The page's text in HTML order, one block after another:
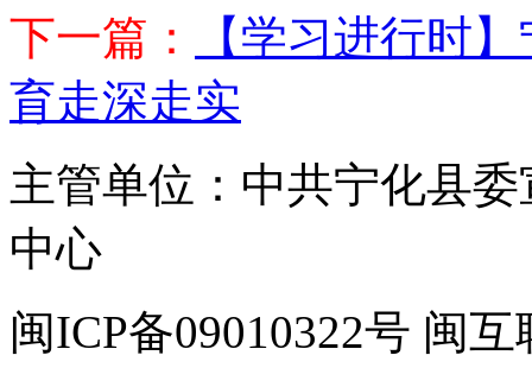
下一篇：
【学习进行时
育走深走实
主管单位：中共宁化县
中心
闽ICP备09010322号 闽